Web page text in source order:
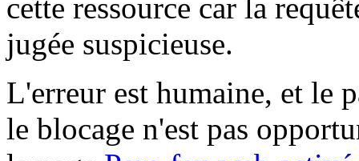
cette ressource car la
jugée suspicieuse.
L'erreur est humaine, et le
le blocage n'est pas